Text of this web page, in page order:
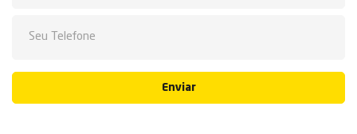
Enviar